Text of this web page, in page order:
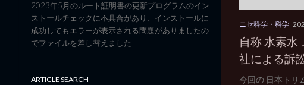
ニセ科学・科学
自称 水素水
社による訴
今回の 日本トリ
2023年5月のルート証明書の更新プログラムのイン
ストールチェックに不具合があり、インストールに
成功してもエラーが表示される問題がありましたの
でファイルを差し替えました
ARTICLE SEARCH